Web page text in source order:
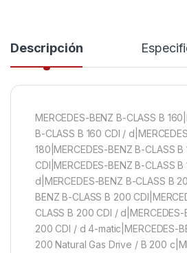
Descripción
MERCEDES-BENZ B-CLASS B
B-CLASS B 160 CDI /
180|MERCEDES-BENZ B-CLASS B
CDI|MERCEDES-BENZ B-CLASS
d|MERCEDES-BENZ B-CLASS B
BENZ B-CLASS B 200
CLASS B 200 CDI / d|MERCEDES-
200 CDI / d 4-matic|MERCEDES-
200 Natural Gas Drive / B 200